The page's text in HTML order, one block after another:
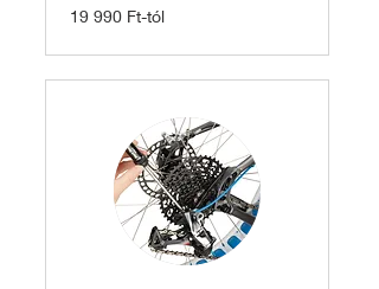
19
990
19 990 Ft-tól